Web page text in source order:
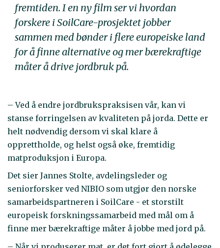
fremtiden. I en ny film ser vi hvordan
forskere i SoilCare-prosjektet jobber
sammen med bønder i flere europeiske land
for å finne alternative og mer bærekraftige
måter å drive jordbruk på.
– Ved å endre jordbrukspraksisen vår, kan vi
stanse forringelsen av kvaliteten på jorda. Dette er
helt nødvendig dersom vi skal klare å
opprettholde, og helst også øke, fremtidig
matproduksjon i Europa.
Det sier Jannes Stolte, avdelingsleder og
seniorforsker ved NIBIO som utgjør den norske
samarbeidspartneren i SoilCare - et storstilt
europeisk forskningssamarbeid med mål om å
finne mer bærekraftige måter å jobbe med jord på.